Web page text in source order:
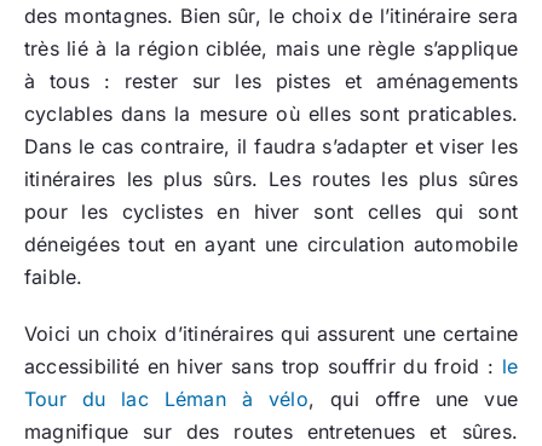
des montagnes. Bien sûr, le choix de l’itinéraire sera
très lié à la région ciblée, mais une règle s’applique
à tous : rester sur les pistes et aménagements
cyclables dans la mesure où elles sont praticables.
Dans le cas contraire, il faudra s’adapter et viser les
itinéraires les plus sûrs. Les routes les plus sûres
pour les cyclistes en hiver sont celles qui sont
déneigées tout en ayant une circulation automobile
faible.
Voici un choix d’itinéraires qui assurent une certaine
accessibilité en hiver sans trop souffrir du froid : le
Tour du lac Léman à vélo, qui offre une vue
magnifique sur des routes entretenues et sûres.